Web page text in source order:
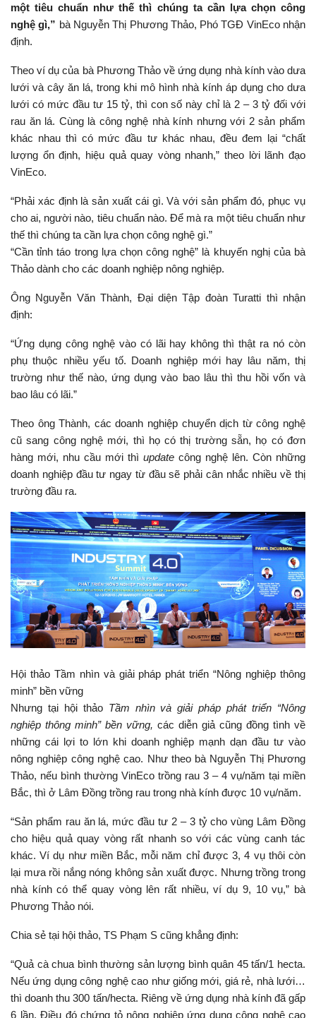
một tiêu chuẩn như thế thì chúng ta cần lựa chọn công
nghệ gì,” bà Nguyễn Thị Phương Thảo, Phó TGĐ VinEco nhận
định.
Theo ví dụ của bà Phương Thảo về ứng dụng nhà kính vào dưa
lưới và cây ăn lá, trong khi mô hình nhà kính áp dụng cho dưa
lưới có mức đầu tư 15 tỷ, thì con số này chỉ là 2 – 3 tỷ đối với
rau ăn lá. Cùng là công nghệ nhà kính nhưng với 2 sản phẩm
khác nhau thì có mức đầu tư khác nhau, đều đem lại “chất
lượng ổn định, hiệu quả quay vòng nhanh,” theo lời lãnh đạo
VinEco.
“Phải xác định là sản xuất cái gì. Và với sản phẩm đó, phục vụ
cho ai, người nào, tiêu chuẩn nào. Để mà ra một tiêu chuẩn như
thế thì chúng ta cần lựa chọn công nghệ gì.”
“Cần tỉnh táo trong lựa chọn công nghệ” là khuyến nghị của bà
Thảo dành cho các doanh nghiệp nông nghiệp.
Ông Nguyễn Văn Thành, Đại diện Tập đoàn Turatti thì nhận
định:
“Ứng dụng công nghệ vào có lãi hay không thì thật ra nó còn
phụ thuộc nhiều yếu tố. Doanh nghiệp mới hay lâu năm, thị
trường như thế nào, ứng dụng vào bao lâu thì thu hồi vốn và
bao lâu có lãi.”
Theo ông Thành, các doanh nghiệp chuyển dịch từ công nghệ
cũ sang công nghệ mới, thì họ có thị trường sẵn, họ có đơn
hàng mới, nhu cầu mới thì update công nghệ lên. Còn những
doanh nghiệp đầu tư ngay từ đầu sẽ phải cân nhắc nhiều về thị
trường đầu ra.
Hội thảo Tầm nhìn và giải pháp phát triển “Nông nghiệp thông
minh” bền vững
Nhưng tại hội thảo Tầm nhìn và giải pháp phát triển “Nông
nghiệp thông minh” bền vững, các diễn giả cũng đồng tình về
những cái lợi to lớn khi doanh nghiệp mạnh dạn đầu tư vào
nông nghiệp công nghệ cao. Như theo bà Nguyễn Thị Phương
Thảo, nếu bình thường VinEco trồng rau 3 – 4 vụ/năm tại miền
Bắc, thì ở Lâm Đồng trồng rau trong nhà kính được 10 vụ/năm.
“Sản phẩm rau ăn lá, mức đầu tư 2 – 3 tỷ cho vùng Lâm Đồng
cho hiệu quả quay vòng rất nhanh so với các vùng canh tác
khác. Ví dụ như miền Bắc, mỗi năm chỉ được 3, 4 vụ thôi còn
lại mưa rồi nắng nóng không sản xuất được. Nhưng trồng trong
nhà kính có thể quay vòng lên rất nhiều, ví dụ 9, 10 vụ,” bà
Phương Thảo nói.
Chia sẻ tại hội thảo, TS Phạm S cũng khẳng định:
“Quả cà chua bình thường sản lượng bình quân 45 tấn/1 hecta.
Nếu ứng dụng công nghệ cao như giống mới, giá rẻ, nhà lưới…
thì doanh thu 300 tấn/hecta. Riêng về ứng dụng nhà kính đã gấp
6 lần. Điều đó chứng tỏ nông nghiệp ứng dụng công nghệ cao